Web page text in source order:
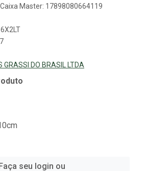
Master: 17898080664119
GRASSI DO BRASIL LTDA
seu login ou